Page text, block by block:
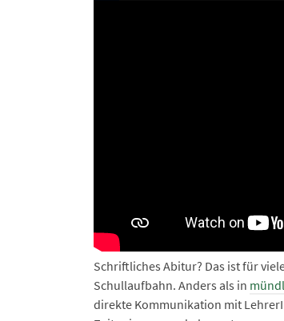
Schriftliches Abitur? Das ist für
Schullaufbahn. Anders als in
direkte Kommunikation mit